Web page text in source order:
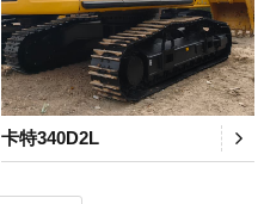
卡特340D2L